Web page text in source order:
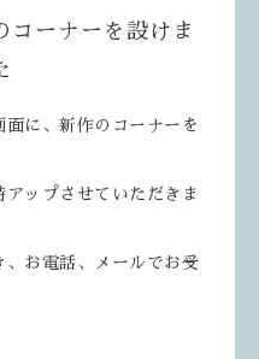
コーナーを設けま
面に、新作のコーナーを
ップさせていただきま
、お電話、メールでお受